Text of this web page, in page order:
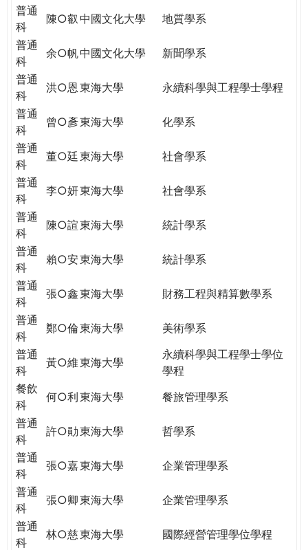
普通
科
陳○叡 中國文化大學
地質學系
普通
科
余○帆中國文化大學
新聞學系
普通
科
洪○恩 東海大學
永續科學與工程學士學程
普通
科
曾○彥東海大學
化學系
普通
科
董○廷東海大學
社會學系
普通
科
李○妍東海大學
社會學系
普通
科
陳○諠東海大學
統計學系
普通
科
賴○安東海大學
統計學系
普通
科
張○鑫東海大學
財務工程與精算數學系
普通
科
鄭○倫東海大學
美術學系
普通
科
黃○維東海大學
永續科學與工程學士學位
學程
餐飲
科
何○利東海大學
餐旅管理學系
普通
科
許○勛東海大學
哲學系
普通
科
張○嘉東海大學
企業管理學系
普通
科
張○卿東海大學
企業管理學系
普通
科
林○慈東海大學
國際經營管理學位學程